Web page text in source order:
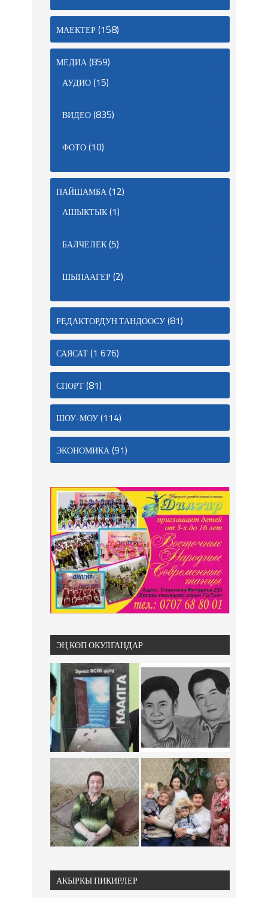
МАЕКТЕР(158)
МЕДИА(859)
АУДИО(15)
ВИДЕО(835)
ФОТО(10)
ПАЙШАМБА(12)
АШЫКТЫК(1)
БАЛЧЕЛЕК(5)
ШЫПААГЕР(2)
РЕДАКТОРДУН ТАНДООСУ(81)
САЯСАТ(1 676)
СПОРТ(81)
ШОУ-МОУ(114)
ЭКОНОМИКА(91)
ЭҢ КӨП ОКУЛГАНДАР
АКЫРКЫ ПИКИРЛЕР